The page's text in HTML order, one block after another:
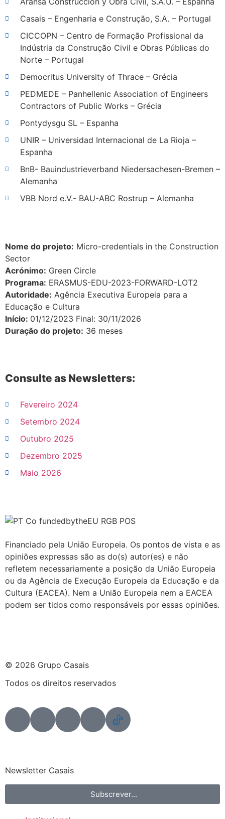
Casais – Engenharia e Construção, S.A. – Portugal
CICCOPN – Centro de Formação Profissional da
Indústria da Construção Civil e Obras Públicas do
Norte – Portugal
Democritus University of Thrace – Grécia
PEDMEDE – Panhellenic Association of Engineers
Contractors of Public Works – Grécia
Pontydysgu SL – Espanha
UNIR – Universidad Internacional de La Rioja –
Espanha
BnB- Bauindustrieverband Niedersachesen-Bremen –
Alemanha
VBB Nord e.V.- BAU-ABC Rostrup – Alemanha
Nome do projeto: Micro-credentials in the Construction
Sector
Acrónimo: Green Circle
Programa: ERASMUS-EDU-2023-FORWARD-LOT2
Autoridade: Agência Executiva Europeia para a
Educação e Cultura
Início: 01/12/2023 Final: 30/11/2026
Duração do projeto: 36 meses
Consulte as Newsletters:
Fevereiro 2024
Setembro 2024
Outubro 2025
Dezembro 2025
Maio 2026
Financiado pela União Europeia. Os pontos de vista e as
opiniões expressas são as do(s) autor(es) e não
refletem necessariamente a posição da União Europeia
ou da Agência de Execução Europeia da Educação e da
Cultura (EACEA). Nem a União Europeia nem a EACEA
podem ser tidos como responsáveis por essas opiniões.
© 2026 Grupo Casais
Todos os direitos reservados
Newsletter Casais
Subscrever...